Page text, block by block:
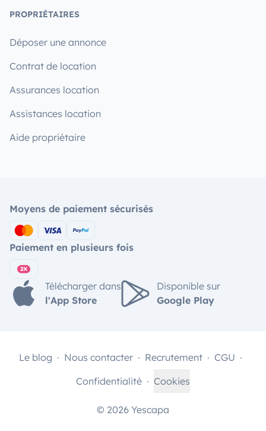
PROPRIÉTAIRES
Déposer une annonce
Contrat de location
Assurances location
Assistances location
Aide propriétaire
Moyens de paiement sécurisés
Paiement en plusieurs fois
Télécharger dans
l'App Store
Disponible sur
Google Play
© 2026 Yescapa
Le blog Nous contacter Recrutement
CGU
Confidentialité
Cookies